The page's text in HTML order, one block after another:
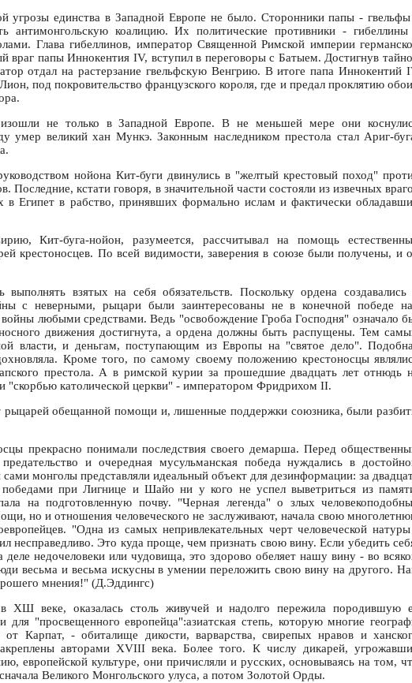
угрозы единства в Западной Европе не было. Сторонники папы -
антимонгольскую коалицию. Их политические противники -
Глава гибеллинов, император Священной Римской империи
папы Иннокентия IV, вступил в переговоры с Батыем. Достигнув
отдал на растерзание гвельфскую Венгрию. В итоге папа Иннокентий
под покровительство французского короля, где и предал проклятию
не только в Западной Европе. В не меньшей мере они
умер великий хан Мункэ. Законным наследником престола стал Ариг-
нойона Кит-буги двинулись в "желтый крестовый поход"
Последние, кстати говоря, в значительной части состояли из извечных
в Египет в рабство, принявших формально ислам и фактически
Кит-буга-нойон, разумеется, рассчитывал на помощь
крестоносцев. По всей видимости, заверения в союзе были получены, и
взятых на себя обязательств. Поскольку ордена создавались
с неверными, рыцари были заинтересованы не в конечной победе
любыми средствами. Ведь "освобождение Гроба Господня" означало
движения достигнута, а ордена должны быть распущены. Тем
власти, и деньгам, поступающим из Европы на "святое дело".
Кроме того, по самому своему положению крестоносцы
престола. А в римской курии за прошедшие двадцать лет отнюдь
"скорбью католической церкви" - императором Фридрихом II.
рыцарей обещанной помощи и, лишенные поддержки союзника, были
прекрасно понимали последствия своего демарша. Перед
и очередная мусульманская победа нуждались в
монголы представляли идеальный объект для дезинформации: за
победами при Лигнице и Шайо ни у кого не успел выветриться из
на подготовленную почву. "Черная легенда" о злых
но и отношения человеческого не заслуживают, начала свою
"Одна из самых непривлекательных черт человеческой
несправедливо. Это куда проще, чем признать свою вину. Если убедить
недочеловеки или чудовища, это здорово обеляет нашу вину - во
весьма и весьма искусны в умении переложить свою вину на другого.
мнения!" (Д.Эддингс)
ХШ веке, оказалась столь живучей и надолго пережила породившую
"просвещенного европейца":азиатская степь, которую многие
Карпат, - обиталище дикости, варварства, свирепых нравов и
авторами XVIII века. Более того. К числу дикарей,
европейской культуре, они причисляли и русских, основываясь на том,
Великого Монгольского улуса, а потом Золотой Орды.